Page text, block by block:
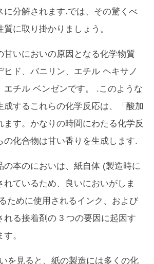
に分解されます.では、その驚くべ
に取り掛かりましょう。
甘いにおいの原因となる化学物質
ヒド、バニリン、エチル ヘキサノ
エチル ベンゼンです。 .このような
成するこれらの化学反応は、「酸加
ます。かなりの時間にわたる化学反
の化合物は甘い香りを生成します.
の本のにおいは、紙自体 (製造時に
れているため、良いにおいがしま
ために使用されるインク、および
れる接着剤の 3 つの要因に起因す
。
を見ると、紙の製造には多くの化